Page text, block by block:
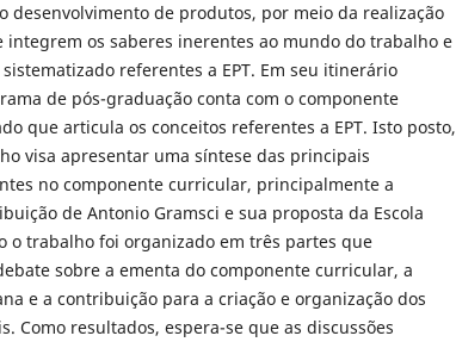
desenvolvimento de produtos, por meio da realização
integrem os saberes inerentes ao mundo do trabalho e
referentes a EPT. Em seu itinerário
de pós-graduação conta com o componente
que articula os conceitos referentes a EPT. Isto posto,
visa apresentar uma síntese das principais
no componente curricular, principalmente a
de Antonio Gramsci e sua proposta da Escola
o trabalho foi organizado em três partes que
sobre a ementa do componente curricular, a
e a contribuição para a criação e organização dos
Como resultados, espera-se que as discussões